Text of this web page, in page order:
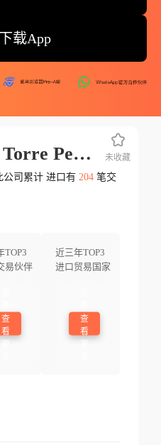
载App
Castillo De La Torre Pedro Luis
公司累计 进口有 204笔交
TOP3
易伙伴
查
看
近三年TOP3
进口贸易国家
查
看
未收藏